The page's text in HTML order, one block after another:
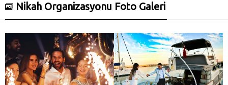
Nikah Organizasyonu Foto Galeri